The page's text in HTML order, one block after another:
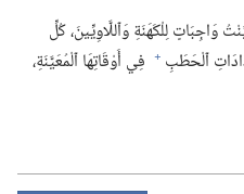
لِلْكَهَنَةِ وَٱللَّاوِيِّينَ،‏ كُلِّ
ٱلْحَطَبِ + فِي أَوْقَاتِهَا ٱلْمُعَيَّنَةِ،‏